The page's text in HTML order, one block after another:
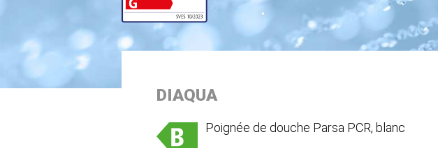
.
DIAQUA
Poignée de douche Parsa PCR, blanc